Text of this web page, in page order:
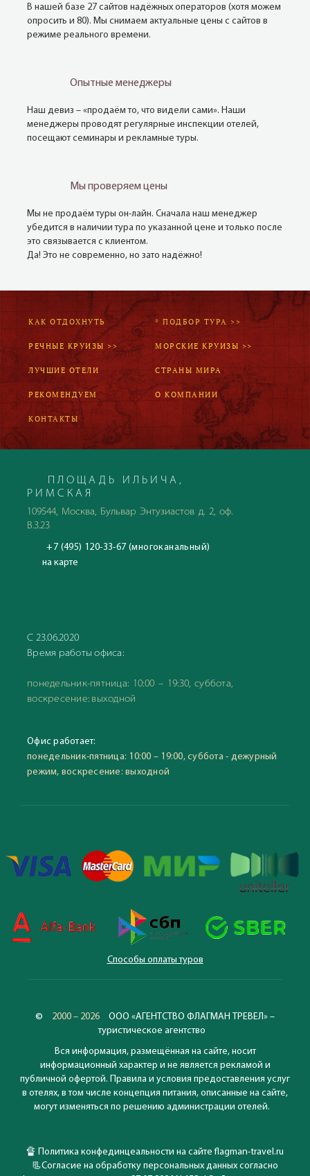
В нашей базе 27 сайтов надёжных операторов (хотя можем
опросить и 80). Мы снимаем актуальные цены с сайтов в
режиме реального времени.
Опытные менеджеры
Наш девиз – «продаём то, что видели сами». Наши
менеджеры проводят регулярные инспекции отелей,
посещают семинары и рекламные туры.
Мы проверяем цены
Мы не продаём туры он-лайн. Сначала наш менеджер
убедится в наличии тура по указанной цене и только после
это связывается с клиентом.
Да! Это не современно, но зато надёжно!
КАК ОТДОХНУТЬ * ПОДБОР ТУРА >>
РЕЧНЫЕ КРУИЗЫ >> МОРСКИЕ КРУИЗЫ >>
ЛУЧШИЕ ОТЕЛИ СТРАНЫ МИРА
РЕКОМЕНДУЕМ О КОМПАНИИ
КОНТАКТЫ
ПЛОЩАДЬ ИЛЬИЧА,
РИМСКАЯ
109544, Москва, Бульвар Энтузиастов д. 2, оф.
В.3.23
+7 (495) 120-33-67 (многоканальный)
на карте
С 23.06.2020
Время работы офиса:
понедельник-пятница: 10:00 – 19:30, суббота,
воскресение: выходной
Офис работает:
понедельник-пятница: 10:00 – 19:00, суббота - дежурный
режим, воскресение: выходной
Способы оплаты туров
© 2000 – 2026
ООО «АГЕНТСТВО ФЛАГМАН ТРЕВЕЛ» –
туристическое агентство
Вся информация, размещённая на сайте, носит
информационный характер и не является рекламой и
публичной офертой. Правила и условия предоставления услуг
в отелях, в том числе концепция питания, описанные на сайте,
могут изменяться по решению администрации отелей.
🔏 Политика конфединцеальности на сайте flagman-travel.ru
📃Согласие на обработку персональных данных согласно